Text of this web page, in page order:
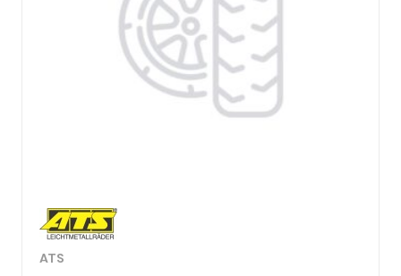
ATS